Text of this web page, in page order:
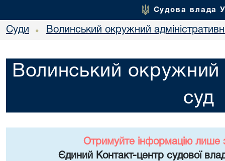
Судова влада
Суди • Волинський окружний
Волинський окружний
суд
Отримуйте інформацію лише
Єдиний Контакт-центр судової